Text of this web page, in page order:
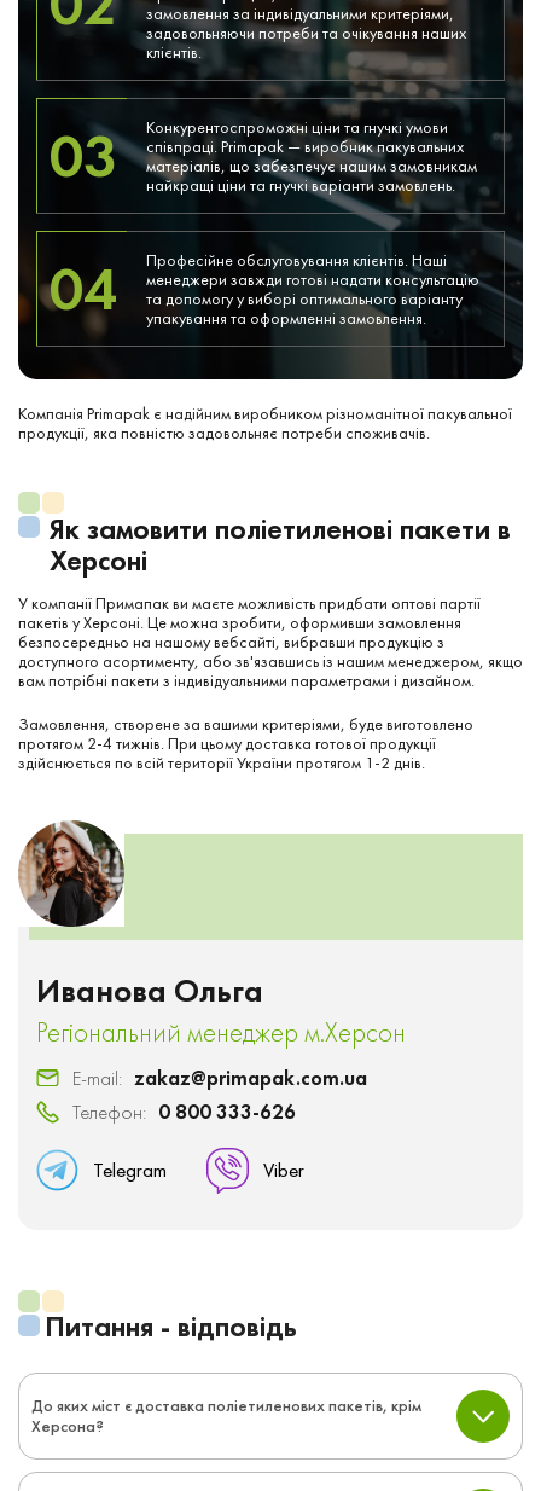
замовлення за індивідуальними критеріями,
задовольняючи потреби та очікування наших
клієнтів.
03
Конкурентоспроможні ціни та гнучкі умови
співпраці. Primapak — виробник пакувальних
матеріалів, що забезпечує нашим замовникам
найкращі ціни та гнучкі варіанти замовлень.
04
Професійне обслуговування клієнтів. Наші
менеджери завжди готові надати консультацію
та допомогу у виборі оптимального варіанту
упакування та оформленні замовлення.
Компанія Primapak є надійним виробником різноманітної пакувальної
продукції, яка повністю задовольняє потреби споживачів.
Як замовити поліетиленові пакети в
Херсоні
У компанії Примапак ви маєте можливість придбати оптові партії
пакетів у Херсоні. Це можна зробити, оформивши замовлення
безпосередньо на нашому вебсайті, вибравши продукцію з
доступного асортименту, або зв'язавшись із нашим менеджером, якщо
вам потрібні пакети з індивідуальними параметрами і дизайном.
Замовлення, створене за вашими критеріями, буде виготовлено
протягом 2-4 тижнів. При цьому доставка готової продукції
здійснюється по всій території України протягом 1-2 днів.
Иванова Ольга
Регіональний менеджер м.Херсон
Е-mail: zakaz@primapak.com.ua
Телефон: 0 800 333-626
Telegram Viber
Питання - відповідь
До яких міст є доставка поліетиленових пакетів, крім
Херсона?